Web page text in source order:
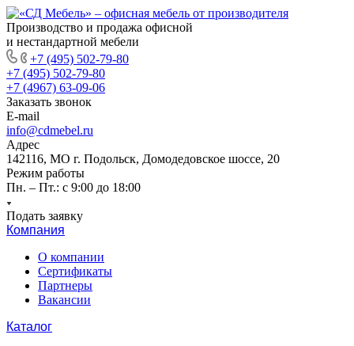
Производство и продажа офисной
и нестандартной мебели
+7 (495) 502-79-80
+7 (495) 502-79-80
+7 (4967) 63-09-06
Заказать звонок
E-mail
info@cdmebel.ru
Адрес
142116, МО г. Подольск, Домодедовское шоссе, 20
Режим работы
Пн. – Пт.: с 9:00 до 18:00
Подать заявку
Компания
О компании
Сертификаты
Партнеры
Вакансии
Каталог